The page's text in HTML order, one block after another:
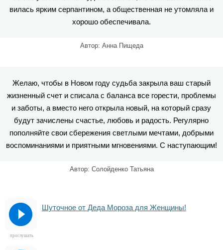
вилась ярким серпантином, а общественная не утомляла и
хорошо обеспечивала.
Автор: Анна Пищеда
Желаю, чтобы в Новом году судьба закрыла ваш старый
жизненный счет и списала с баланса все горести, проблемы
и заботы, а вместо него открыла новый, на который сразу
будут зачислены счастье, любовь и радость. Регулярно
пополняйте свои сбережения светлыми мечтами, добрыми
воспоминаниями и приятными мгновениями. С наступающим!
Автор: Солойденко Татьяна
Шуточное от Деда Мороза для Женщины!
прослушать